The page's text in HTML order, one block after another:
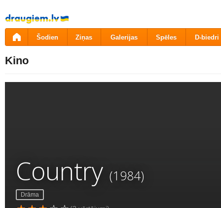
Pāriet
uz
saturu
Šodien Ziņas Galerijas Spēles D-biedri
Kino
Country (1984)
Drāma